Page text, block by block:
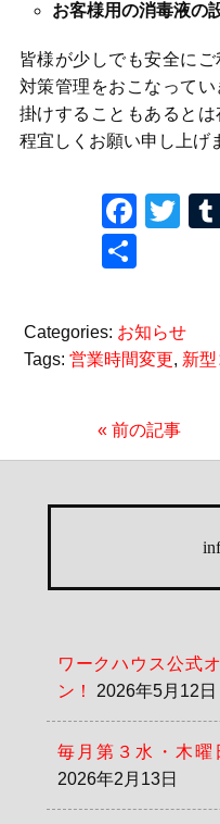
お客様用の消毒液の
皆様が少しでも安全に
対策管理をおこなって
掛けすることもあると
程宜しくお願い申し上げ
Categories: お知らせ
Tags:営業時間変更, 新
« 前の記事
ワークハウス公式
ン！
2026年5月12日
毎月第３水・木曜
2026年2月13日